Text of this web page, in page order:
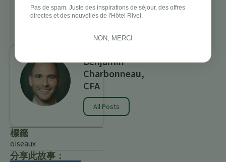
Costa Rica
Benjamin
Charbonneau,
CFA
All Posts
標籤
oiseaux
分享此故事：
Pas de spam. Juste des inspirations de séjour, des offres
directes et des nouvelles de l'Hôtel Rivel.
NON, MERCI